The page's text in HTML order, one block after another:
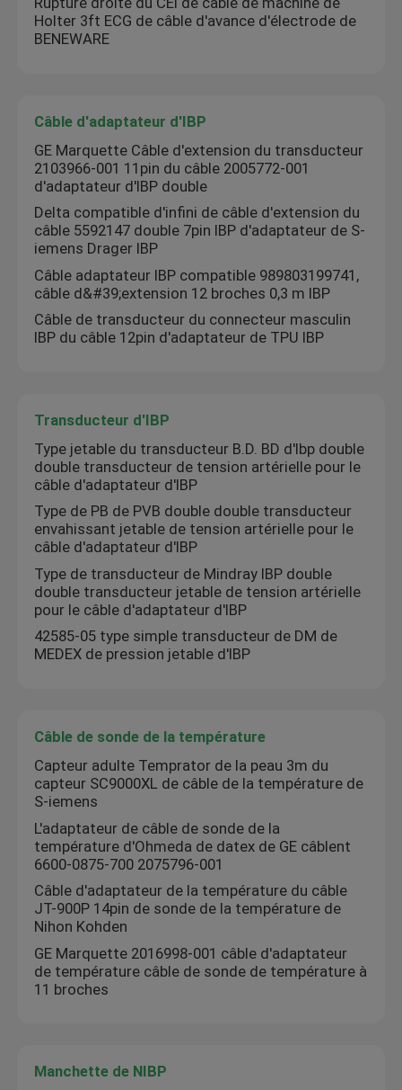
Électrodes d'EEG
Holter 3ft ECG de câble d'avance d'électrode de
BENEWARE
Câble d'adaptateur d'IBP
GE Marquette Câble d'extension du transducteur
2103966-001 11pin du câble 2005772-001
d'adaptateur d'IBP double
Delta compatible d'infini de câble d'extension du
câble 5592147 double 7pin IBP d'adaptateur de S-
iemens Drager IBP
Câble adaptateur IBP compatible 989803199741,
câble d&#39;extension 12 broches 0,3 m IBP
Câble de transducteur du connecteur masculin
IBP du câble 12pin d'adaptateur de TPU IBP
Transducteur d'IBP
Type jetable du transducteur B.D. BD d'Ibp double
double transducteur de tension artérielle pour le
câble d'adaptateur d'IBP
Type de PB de PVB double double transducteur
envahissant jetable de tension artérielle pour le
câble d'adaptateur d'IBP
Type de transducteur de Mindray IBP double
double transducteur jetable de tension artérielle
pour le câble d'adaptateur d'IBP
42585-05 type simple transducteur de DM de
MEDEX de pression jetable d'IBP
Câble de sonde de la température
Capteur adulte Temprator de la peau 3m du
capteur SC9000XL de câble de la température de
S-iemens
L'adaptateur de câble de sonde de la
température d'Ohmeda de datex de GE câblent
6600-0875-700 2075796-001
Câble d'adaptateur de la température du câble
JT-900P 14pin de sonde de la température de
Nihon Kohden
GE Marquette 2016998-001 câble d'adaptateur
de température câble de sonde de température à
11 broches
Manchette de NIBP